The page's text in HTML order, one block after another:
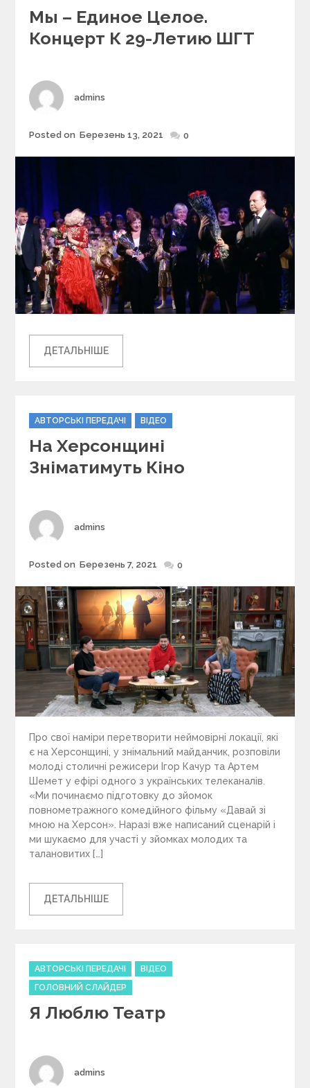
e
o
e
s
Мы – Единое Целое.
Концерт К 29-Летию ШГТ
Author
admins
Posted
Posted on Березень 13, 2021 0
ДЕТАЛЬНІШЕ
C
a
e
g
i
e
АВТОРСЬКІ ПЕРЕДАЧІ ВІДЕО
На Херсонщині
Зніматимуть Кіно
Author
admins
Posted
Posted on Березень 7, 2021 0
Про свої наміри перетворити неймовірні локації, які
є на Херсонщині, у знімальний майданчик, розповіли
молоді столичні режисери Ігор Качур та Артем
Шемет у ефірі одного з українських телеканалів.
«Ми починаємо підготовку до зйомок
повнометражного комедійного фільму «Давай зі
мною на Херсон». Наразі вже написаний сценарій і
ми шукаємо для участі у зйомках молодих та
талановитих […]
ДЕТАЛЬНІШЕ
C
a
t
e
i
e
АВТОРСЬКІ ПЕРЕДАЧІ
ВІДЕО
ГОЛОВНИЙ СЛАЙДЕР
Я Люблю Театр
Author
admins